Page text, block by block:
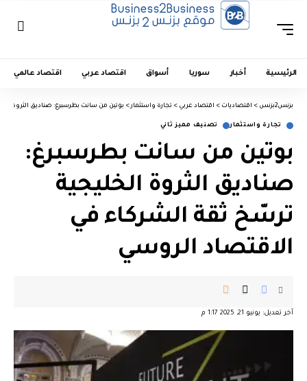
الرئيسية أخبار سوريا أسواق اقتصاد عربي اقتصاد عالمي
بزنس2بزنس > اقتصاديات > اقتصاد عربي > تجارة واستثمار > بوتين من سانت بطرسبرغ: صناديق الثروة
تجارة واستثمار تصنيف مميز ثاني
بوتين من سانت بطرسبرغ:
صناديق الثروة الخليجية
ترسّخ ثقة الشركاء في
الاقتصاد الروسي
آخر تعديل: يونيو 21, 2025 1:17 م